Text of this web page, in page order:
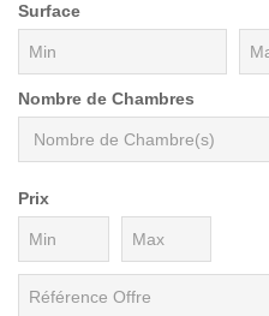
Surface
Nombre de Chambres
Prix